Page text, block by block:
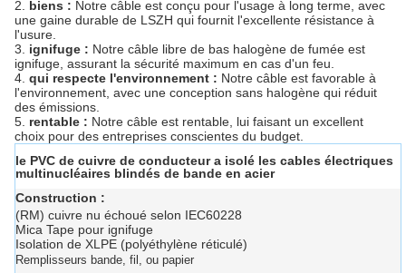
2. biens : Notre câble est conçu pour l'usage à long terme, avec
une gaine durable de LSZH qui fournit l'excellente résistance à
l'usure.
3. ignifuge : Notre câble libre de bas halogène de fumée est
ignifuge, assurant la sécurité maximum en cas d'un feu.
4. qui respecte l'environnement : Notre câble est favorable à
l'environnement, avec une conception sans halogène qui réduit
des émissions.
5. rentable : Notre câble est rentable, lui faisant un excellent
choix pour des entreprises conscientes du budget.
le PVC de cuivre de conducteur a isolé les cables électriques
multinucléaires blindés de bande en acier
Construction :
(RM) cuivre nu échoué selon IEC60228
Mica Tape pour ignifuge
Isolation de XLPE (polyéthylène réticulé)
Remplisseurs bande, fil, ou papier